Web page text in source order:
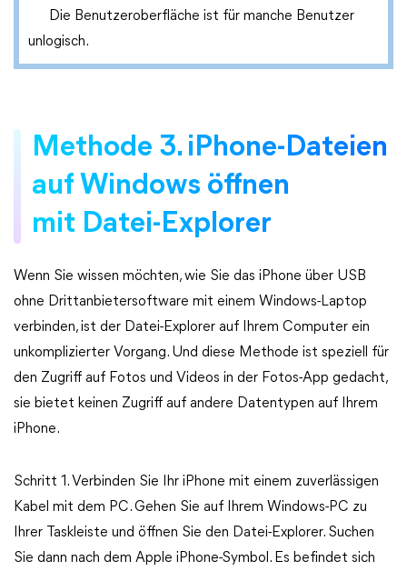
Die Benutzeroberfläche ist für manche Benutzer
unlogisch.
Methode 3. iPhone-Dateien
auf Windows öffnen
mit Datei-Explorer
Wenn Sie wissen möchten, wie Sie das iPhone über USB
ohne Drittanbietersoftware mit einem Windows-Laptop
verbinden, ist der Datei-Explorer auf Ihrem Computer ein
unkomplizierter Vorgang. Und diese Methode ist speziell für
den Zugriff auf Fotos und Videos in der Fotos-App gedacht,
sie bietet keinen Zugriff auf andere Datentypen auf Ihrem
iPhone.
Schritt 1. Verbinden Sie Ihr iPhone mit einem zuverlässigen
Kabel mit dem PC. Gehen Sie auf Ihrem Windows-PC zu
Ihrer Taskleiste und öffnen Sie den Datei-Explorer. Suchen
Sie dann nach dem Apple iPhone-Symbol. Es befindet sich